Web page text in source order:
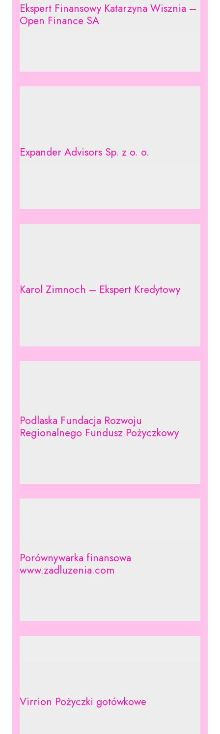
Ekspert Finansowy Katarzyna Wisznia –
Open Finance SA
Expander Advisors Sp. z o. o.
Karol Zimnoch – Ekspert Kredytowy
Podlaska Fundacja Rozwoju
Regionalnego Fundusz Pożyczkowy
Porównywarka finansowa
www.zadluzenia.com
Virrion Pożyczki gotówkowe